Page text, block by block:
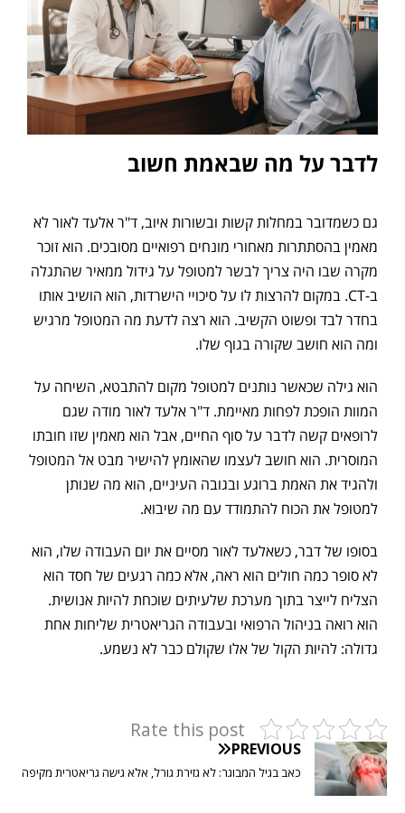
לדבר על מה שבאמת חשוב
גם כשמדובר במחלות קשות ובשורות איוב, ד"ר אלעד לאור לא
מאמין בהסתתרות מאחורי מונחים רפואיים מסובכים. הוא זוכר
מקרה שבו היה צריך לבשר למטופל על גידול ממאיר שהתגלה
ב-CT. במקום להרצות לו על סיכויי הישרדות, הוא הושיב אותו
בחדר לבד ופשוט הקשיב. הוא רצה לדעת מה המטופל מרגיש
ומה הוא חושב שקורה בגוף שלו.
הוא גילה שכאשר נותנים למטופל מקום להתבטא, השיחה על
המוות הופכת לפחות מאיימת. ד"ר אלעד לאור מודה שגם
לרופאים קשה לדבר על סוף החיים, אבל הוא מאמין שזו חובתו
המוסרית. הוא חושב לעצמו שהאומץ להישיר מבט אל המטופל
ולהגיד את האמת ברוגע ובגובה העיניים, הוא מה שנותן
למטופל את הכוח להתמודד עם מה שיבוא.
בסופו של דבר, כשאלעד לאור מסיים את יום העבודה שלו, הוא
לא סופר כמה חולים הוא ראה, אלא כמה רגעים של חסד הוא
הצליח לייצר בתוך מערכת שלעיתים שוכחת להיות אנושית.
הוא רואה בניהול הרפואי ובעבודה הגריאטרית שליחות אחת
גדולה: להיות הקול של אלו שקולם כבר לא נשמע.
Rate this post
PREVIOUS
כאב בגיל המבוגר: לא גזירת גורל, אלא גישה גריאטרית מקיפה